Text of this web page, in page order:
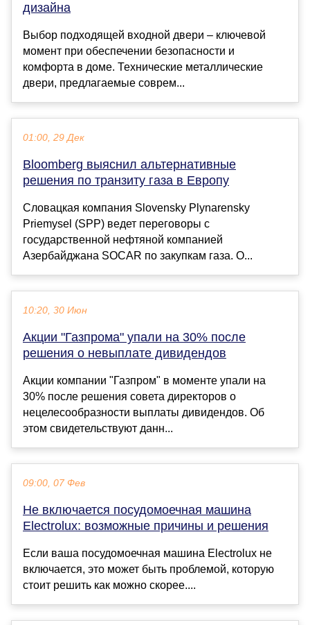
дизайна
Выбор подходящей входной двери – ключевой
момент при обеспечении безопасности и
комфорта в доме. Технические металлические
двери, предлагаемые соврем...
01:00, 29 Дек
Bloomberg выяснил альтернативные
решения по транзиту газа в Европу
Словацкая компания Slovensky Plynarensky
Priemysel (SPP) ведет переговоры с
государственной нефтяной компанией
Азербайджана SOCAR по закупкам газа. О...
10:20, 30 Июн
Акции "Газпрома" упали на 30% после
решения о невыплате дивидендов
Акции компании "Газпром" в моменте упали на
30% после решения совета директоров о
нецелесообразности выплаты дивидендов. Об
этом свидетельствуют данн...
09:00, 07 Фев
Не включается посудомоечная машина
Electrolux: возможные причины и решения
Если ваша посудомоечная машина Electrolux не
включается, это может быть проблемой, которую
стоит решить как можно скорее....